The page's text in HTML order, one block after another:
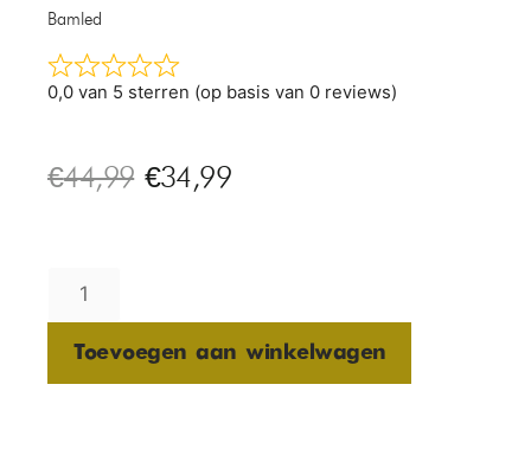
Bamled
0,0 van 5 sterren (op basis van 0 reviews)
€44,99 €34,99
Toevoegen aan winkelwagen